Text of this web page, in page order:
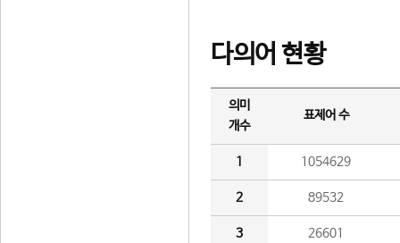
다의어 현황
의미
개수
표제어 수
1 1054629
2 89532
3 26601